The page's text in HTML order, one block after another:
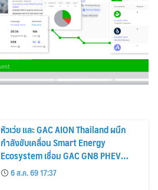
หัวเว่ย และ GAC AION Thailand ผนึก
กำลังขับเคลื่อน Smart Energy
Ecosystem เชื่อม GAC GN8 PHEV
รถยนต์ MPV ระดับพรีเมียม เข้ากับ
พลังงานแสงอาทิตย์ภายในบ้าน
6 ส.ค. 69 17:37